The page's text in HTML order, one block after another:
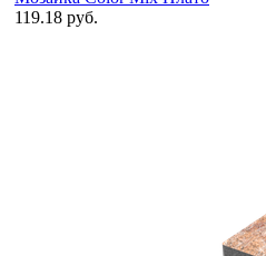
119.18 руб.